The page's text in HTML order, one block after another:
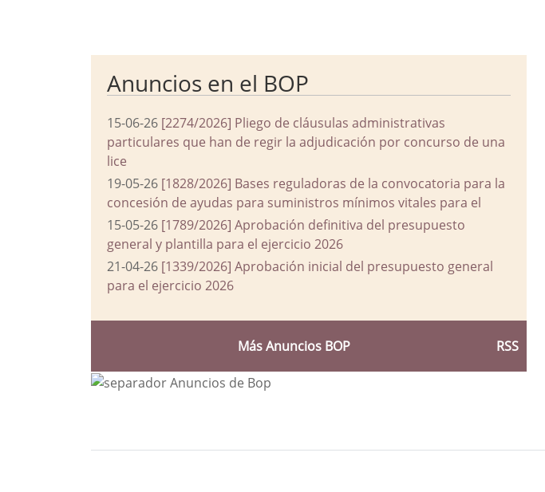
Anuncios en el BOP
15-06-26 [2274/2026] Pliego de cláusulas administrativas
particulares que han de regir la adjudicación por concurso de una
lice
19-05-26 [1828/2026] Bases reguladoras de la convocatoria para la
concesión de ayudas para suministros mínimos vitales para el
15-05-26 [1789/2026] Aprobación definitiva del presupuesto
general y plantilla para el ejercicio 2026
21-04-26 [1339/2026] Aprobación inicial del presupuesto general
para el ejercicio 2026
Más Anuncios BOP RSS